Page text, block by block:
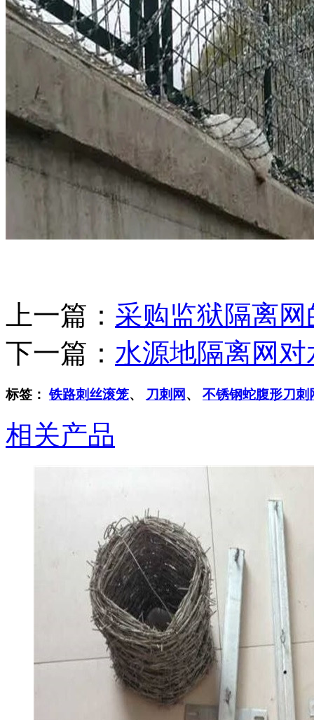
上一篇： 采购监狱隔离
下一篇： 水源地隔离网
标签：铁路刺丝滚笼、 刀刺网 、 不锈钢蛇腹形刀刺
相关产品